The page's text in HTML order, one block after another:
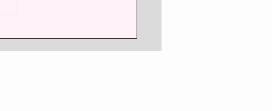
タルスタジオとしても
いただけます✨